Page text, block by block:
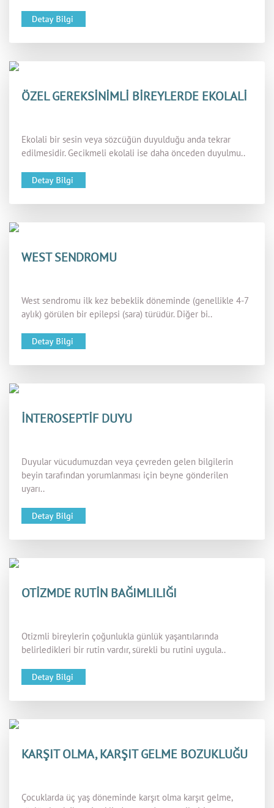
ÖZEL GEREKSİNİMLİ BİREYLERDE EKOLALİ
Ekolali bir sesin veya sözcüğün duyulduğu anda tekrar
edilmesidir. Gecikmeli ekolali ise daha önceden duyulmu..
WEST SENDROMU
West sendromu ilk kez bebeklik döneminde (genellikle 4-7
aylık) görülen bir epilepsi (sara) türüdür. Diğer bi..
İNTEROSEPTİF DUYU
Duyular vücudumuzdan veya çevreden gelen bilgilerin
beyin tarafından yorumlanması için beyne gönderilen
uyarı..
OTİZMDE RUTİN BAĞIMLILIĞI
Otizmli bireylerin çoğunlukla günlük yaşantılarında
belirledikleri bir rutin vardır, sürekli bu rutini uygula..
KARŞIT OLMA, KARŞIT GELME BOZUKLUĞU
Çocuklarda üç yaş döneminde karşıt olma karşıt gelme,